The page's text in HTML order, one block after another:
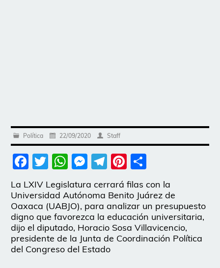
Política 22/09/2020 Staff
Facebook
Twitter
WhatsApp
Messenger
Telegram
Pinterest
La LXIV Legislatura cerrará filas con la
Universidad Autónoma Benito Juárez de
Oaxaca (UABJO), para analizar un presupuesto
digno que favorezca la educación universitaria,
dijo el diputado, Horacio Sosa Villavicencio,
presidente de la Junta de Coordinación Política
del Congreso del Estado